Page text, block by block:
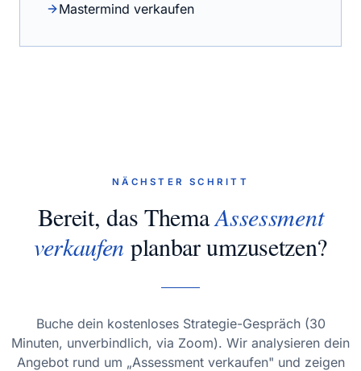
Mastermind verkaufen
NÄCHSTER SCHRITT
Bereit, das ThemaAssessment
verkaufen planbar umzusetzen?
Buche dein kostenloses Strategie-Gespräch (30
Minuten, unverbindlich, via Zoom). Wir analysieren dein
Angebot rund um „Assessment verkaufen" und zeigen